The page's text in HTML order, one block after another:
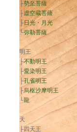
├勢至菩薩
├虚空蔵菩薩
├日光・月光
└弥勒菩薩
明王
├不動明王
├愛染明王
├孔雀明王
├烏枢沙摩明王
└龍
天
├四天王